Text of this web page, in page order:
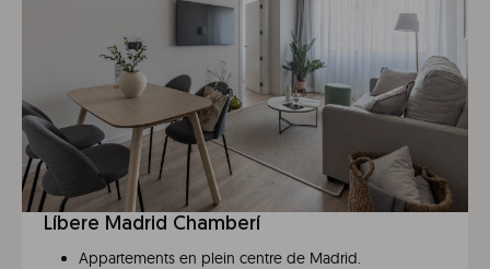
Líbere Madrid Chamberí
Appartements en plein centre de Madrid.